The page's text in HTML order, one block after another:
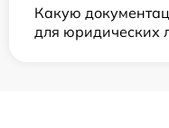
Какую
для юридических